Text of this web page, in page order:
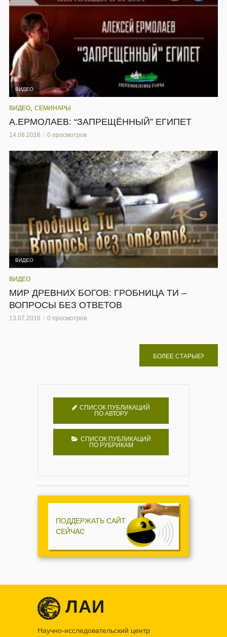
ВИДЕО
ВИДЕО СЕМИНАРЫ
А.ЕРМОЛАЕВ: “ЗАПРЕЩЁННЫЙ” ЕГИПЕТ
14.08.2016 0 просмотров
ВИДЕО
ВИДЕО
МИР ДРЕВНИХ БОГОВ: ГРОБНИЦА ТИ –
ВОПРОСЫ БЕЗ ОТВЕТОВ
13.07.2016 0 просмотров
БОЛЕЕ СТАРЫЕ
СПИСОК ПУБЛИКАЦИЙ
ПО АВТОРУ
СПИСОК ПУБЛИКАЦИЙ
ПО РУБРИКАМ
ПОДДЕРЖАТЬ САЙТ
СЕЙЧАС
ЛАИ
Научно-исследовательский центр